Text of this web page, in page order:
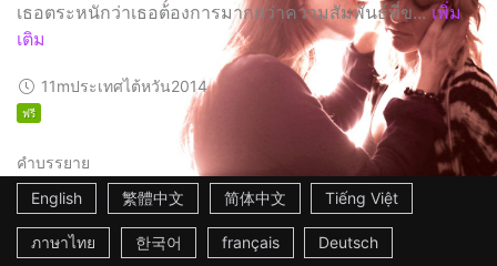
เธอตระหนักว่าเธอต้องการมากกว่าความสัมพันธ์ที่ข... เพิ่ม
เติม
11mประเทศไต้หวัน2014
ฟรี
คำบรรยาย
English
繁體中文 简体中文 Tiếng Việt
ภาษาไทย 한국어 français Deutsch